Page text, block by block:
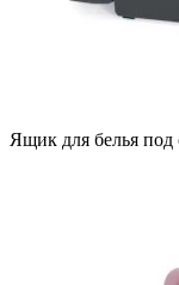
Ящик для белья под